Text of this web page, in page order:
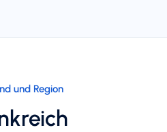
und Region